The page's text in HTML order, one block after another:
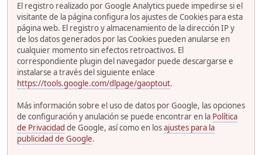
El registro realizado por Google Analytics puede impedirse si el
visitante de la página configura los ajustes de Cookies para esta
página web. El registro y almacenamiento de la dirección IP y
de los datos generados por las Cookies pueden anularse en
cualquier momento sin efectos retroactivos. El
correspondiente plugin del navegador puede descargarse e
instalarse a través del siguiente enlace
https://tools.google.com/dlpage/gaoptout.
Más información sobre el uso de datos por Google, las opciones
de configuración y anulación se puede encontrar en la Política
de Privacidad de Google, así como en losajustes para la
publicidad de Google.